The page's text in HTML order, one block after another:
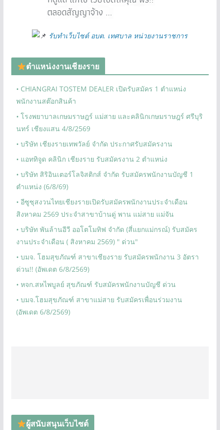
รับทำเว็บไซต์ อบต. เทศบาล หน่วยงานราชการ
ตำแหน่งงานเชียงราย
• CHIANGRAI TOSTEM DEALER เปิดรับสมัคร 1 ตำแหน่ง
พนักงานสต๊อกสินค้า
• โรงพยาบาลเกษมราษฎร์ แม่สาย และคลินิกเกษมราษฎร์ ศรีบุริ
นทร์ เชียงแสน 4/8/2569
• บริษัท เชียงรายเทพวัลย์ จำกัด ประกาศรับสมัครงาน
• แอททิจูด คลินิก เชียงราย รับสมัครงาน 2 ตำแหน่ง
• บริษัท สิริอินเตอร์โลจิสติกส์ จำกัด รับสมัครพนักงานบัญชี 1
ตำแหน่ง (6/8/69)
• อีซูซุสงวนไทยเชียงรายเปิดรับสมัครพนักงานประจำเดือน
สิงหาคม 2569 ประจำสาขาบ้านดู่ พาน แม่สาย แม่จัน
• บริษัท พันล้านอีวี ออโตโมทิฟ จำกัด (สี่แยกแม่กรณ์) รับสมัคร
งานประจำเดือน ( สิงหาคม 2569) " ด่วน"
• บมจ. โฮมสุขภัณฑ์ สาขาเชียงราย รับสมัครพนักงาน 3 อัตรา
ด่วน!! (อัพเดต 6/8/2569)
• หจก.สหไพบูลย์ สุขภัณฑ์ รับสมัครพนักงานบัญชี ด่วน
• บมจ.โฮมสุขภัณฑ์ สาขาแม่สาย รับสมัครเพื่อนร่วมงาน
(อัพเดต 6/8/2569)
ผู้สนับสนุนเว็บไซต์